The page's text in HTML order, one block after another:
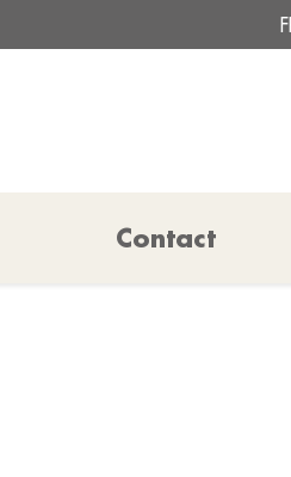
Contact